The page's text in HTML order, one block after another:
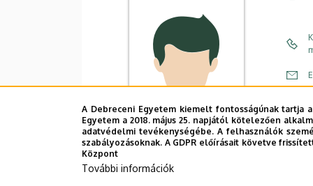
A Debreceni Egyetem kiemelt fontosságúnak
Egyetem a 2018. május 25. napjától kötelezően
adatvédelmi tevékenységébe. A felhasználók
szabályozásoknak. A GDPR előírásait követve
Központ
További információk